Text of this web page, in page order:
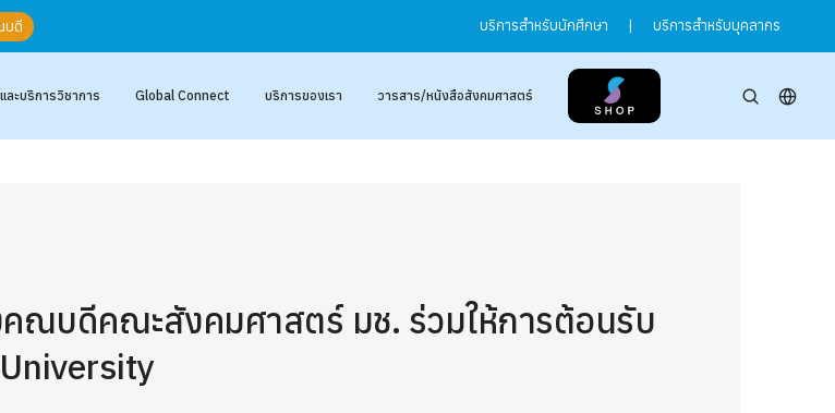
ดี บริการสำหรับนักศึกษา | บริการสำหรับบุคลากร
ละบริการวิชาการ Global Connect บริการของเรา วารสาร/หนังสือสังคมศาสตร์
ณบดีคณะสังคมศาสตร์ มช. ร่วมให้การต้อนรับ